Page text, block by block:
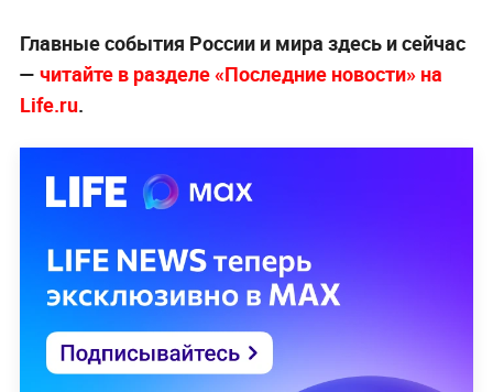
Главные события России и мира здесь и сейчас
— читайте в разделе «Последние новости» на
Life.ru.